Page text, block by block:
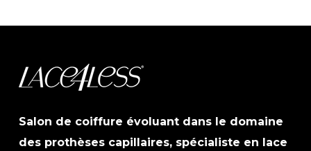
Salon de coiffure évoluant dans le domaine
des prothèses capillaires, spécialiste en lace